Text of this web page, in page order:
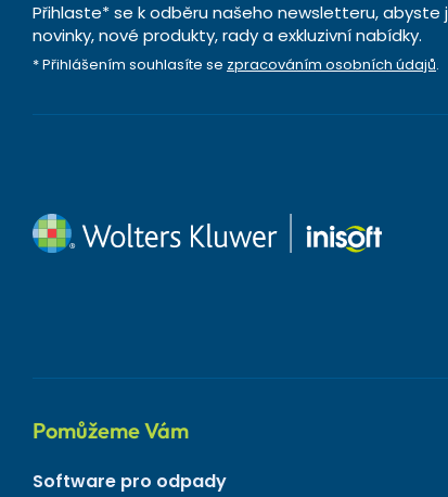
Přihlaste* se k odběru našeho newsletteru, abyste
novinky, nové produkty, rady a exkluzivní nabídky.
* Přihlášením souhlasíte se zpracováním osobních údajů.
Pomůžeme Vám
Software pro odpady